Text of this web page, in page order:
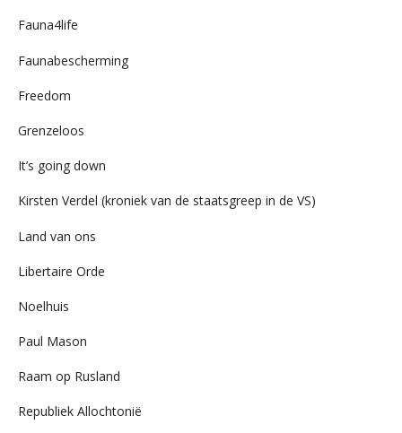
Fauna4life
Faunabescherming
Freedom
Grenzeloos
It’s going down
Kirsten Verdel (kroniek van de staatsgreep in de VS)
Land van ons
Libertaire Orde
Noelhuis
Paul Mason
Raam op Rusland
Republiek Allochtonië